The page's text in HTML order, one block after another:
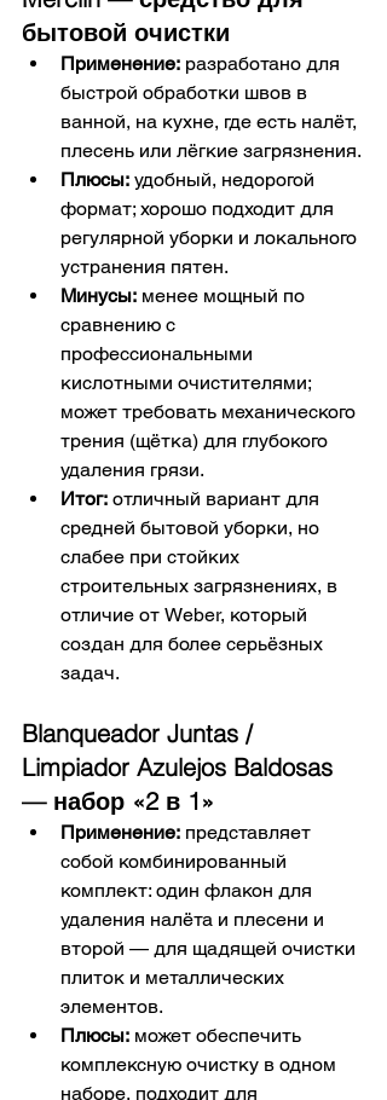
бытовой очистки
Применение: разработано для
быстрой обработки швов в
ванной, на кухне, где есть налёт,
плесень или лёгкие загрязнения.
Плюсы: удобный, недорогой
формат; хорошо подходит для
регулярной уборки и локального
устранения пятен.
Минусы: менее мощный по
сравнению с
профессиональными
кислотными очистителями;
может требовать механического
трения (щётка) для глубокого
удаления грязи.
Итог: отличный вариант для
средней бытовой уборки, но
слабее при стойких
строительных загрязнениях, в
отличие от Weber, который
создан для более серьёзных
задач.
Blanqueador Juntas /
Limpiador Azulejos Baldosas
— набор «2 в 1»
Применение: представляет
собой комбинированный
комплект: один флакон для
удаления налёта и плесени и
второй — для щадящей очистки
плиток и металлических
элементов.
Плюсы: может обеспечить
комплексную очистку в одном
наборе, подходит для